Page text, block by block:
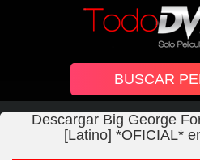
Descargar Big George
[Latino] *OFICIAL*